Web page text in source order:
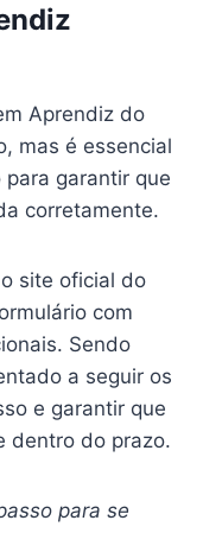
Aprendiz do
mas é essencial
garantir que
corretamente.
site oficial do
com
Sendo
a seguir os
e garantir que
dentro do prazo.
para se